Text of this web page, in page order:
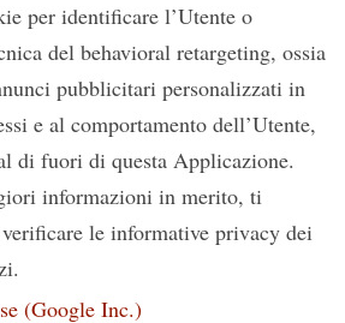
per identificare l’Utente o
del behavioral retargeting, ossia
pubblicitari personalizzati in
e al comportamento dell’Utente,
di fuori di questa Applicazione.
informazioni in merito, ti
le informative privacy dei
(Google Inc.)